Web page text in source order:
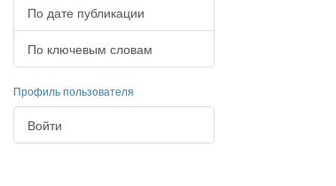
По дате публикации
По ключевым словам
Профиль пользователя
Войти